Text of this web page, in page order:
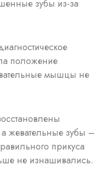
зубы из-за
положение
мышцы не
жевательные зубы –
прикуса
не изнашивались.